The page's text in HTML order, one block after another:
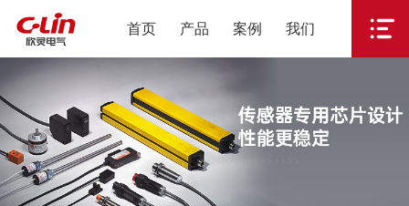
首页 产品 案例 我们